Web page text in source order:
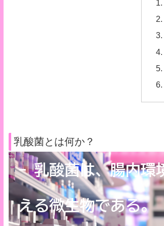
乳酸菌とは何か？